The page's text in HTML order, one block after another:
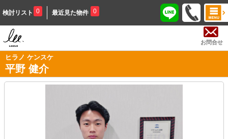
検討リスト 0 最近見た物件 0
お問合せ
ヒラノ ケンスケ
平野 健介